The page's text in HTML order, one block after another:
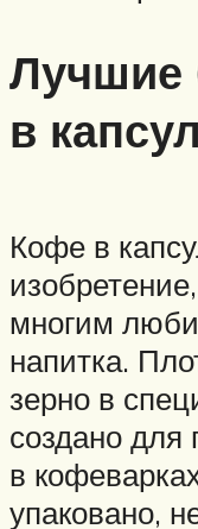
Лучшие
в
Кофе в
многим
напитка.
зерно в
создано для
в
упаковано,